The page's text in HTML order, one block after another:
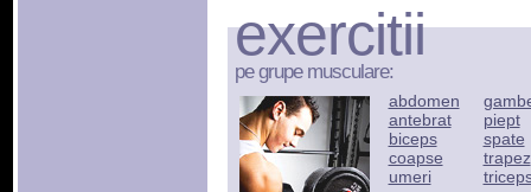
exercitii
pe grupe musculare:
abdomen
antebrat
biceps
coapse
umeri
piept
spate
trapez